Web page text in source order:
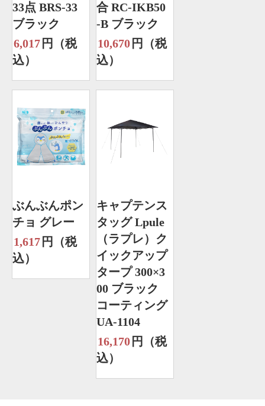
33点 BRS-33
ブラック
6,017 円（税
込）
合 RC-IKB50
-B ブラック
10,670 円（税
込）
ぶんぶんポン
チョ グレー
1,617 円（税
込）
キャプテンス
タッグ Lpule
（ラプレ）ク
イックアップ
タープ 300×3
00 ブラック
コーティング
UA-1104
16,170 円（税
込）